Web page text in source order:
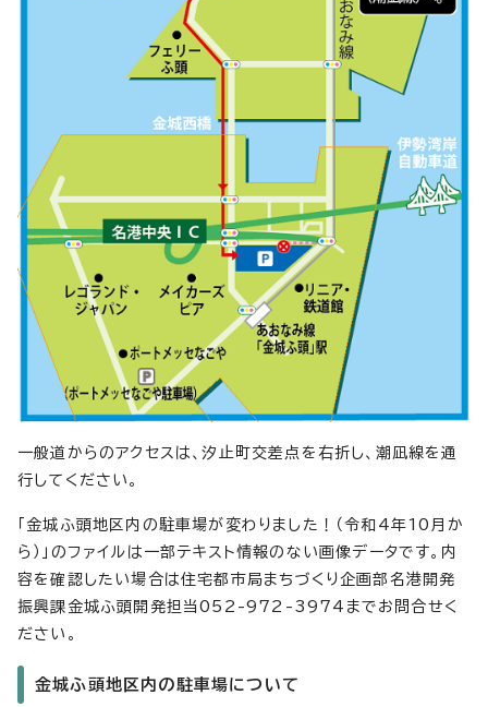
一般道からのアクセスは、汐止町交差点を右折し、潮凪線を通
行してください。
「金城ふ頭地区内の駐車場が変わりました！（令和4年10月か
ら）」のファイルは一部テキスト情報のない画像データです。内
容を確認したい場合は住宅都市局まちづくり企画部名港開発
振興課金城ふ頭開発担当052-972-3974までお問合せく
ださい。
金城ふ頭地区内の駐車場について